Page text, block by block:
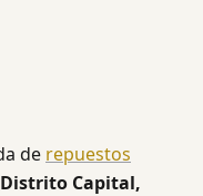
de repuestos
Capital,